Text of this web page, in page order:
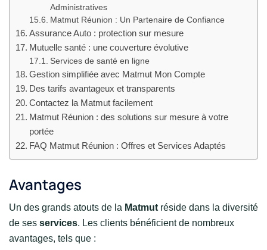
Administratives
Matmut Réunion : Un Partenaire de Confiance
Assurance Auto : protection sur mesure
Mutuelle santé : une couverture évolutive
Services de santé en ligne
Gestion simplifiée avec Matmut Mon Compte
Des tarifs avantageux et transparents
Contactez la Matmut facilement
Matmut Réunion : des solutions sur mesure à votre
portée
FAQ Matmut Réunion : Offres et Services Adaptés
Avantages
Un des grands atouts de la Matmut réside dans la diversité
de ses services. Les clients bénéficient de nombreux
avantages, tels que :